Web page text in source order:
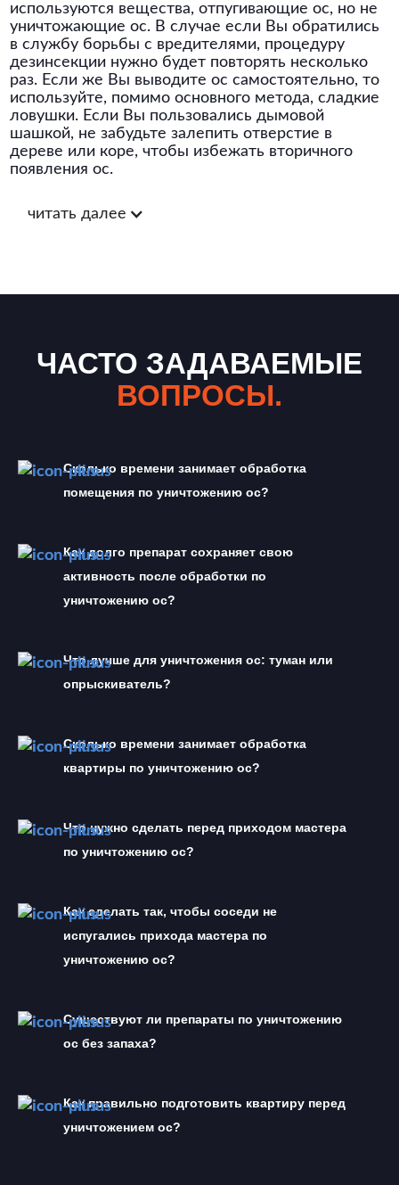
используются вещества, отпугивающие ос, но не
уничтожающие ос. В случае если Вы обратились
в службу борьбы с вредителями, процедуру
дезинсекции нужно будет повторять несколько
раз. Если же Вы выводите ос самостоятельно, то
используйте, помимо основного метода, сладкие
ловушки. Если Вы пользовались дымовой
шашкой, не забудьте залепить отверстие в
дереве или коре, чтобы избежать вторичного
появления ос.
читать далее
ЧАСТО ЗАДАВАЕМЫЕ
ВОПРОСЫ.
Сколько времени занимает обработка
помещения по уничтожению ос?
Как долго препарат сохраняет свою
активность после обработки по
уничтожению ос?
Что лучше для уничтожения ос: туман или
опрыскиватель?
Сколько времени занимает обработка
квартиры по уничтожению ос?
Что нужно сделать перед приходом мастера
по уничтожению ос?
Как сделать так, чтобы соседи не
испугались прихода мастера по
уничтожению ос?
Существуют ли препараты по уничтожению
ос без запаха?
Как правильно подготовить квартиру перед
уничтожением ос?